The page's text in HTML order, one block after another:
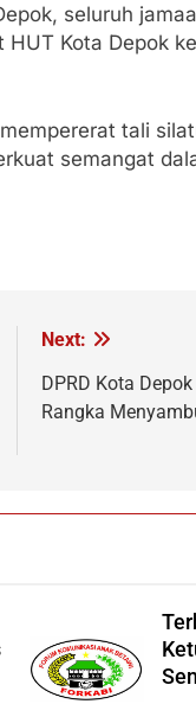
seluruh
Kota Depok
tali
semangat
Next:
DPRD Kota
Rangka